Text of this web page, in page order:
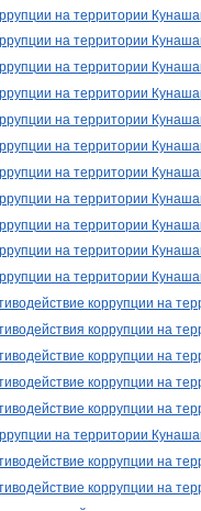
на территории
на территории
на территории
на территории
на территории
на территории
на территории
на территории
на территории
на территории
на территории
коррупции на
коррупции на
коррупции на
коррупции на
коррупции на
на территории
коррупции на
коррупции на